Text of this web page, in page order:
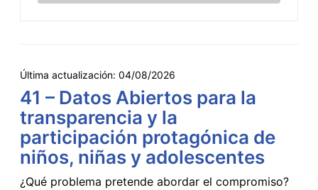
Última actualización: 04/08/2026
41 – Datos Abiertos para la
transparencia y la
participación protagónica de
niños, niñas y adolescentes
¿Qué problema pretende abordar el compromiso?